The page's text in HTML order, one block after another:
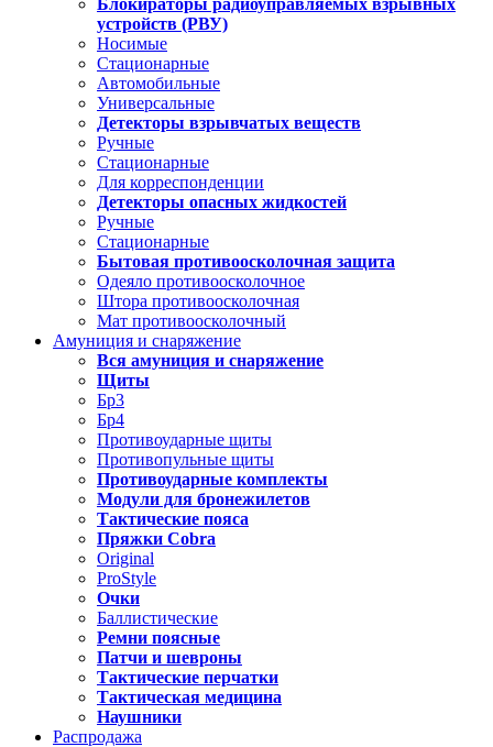
Блокираторы радиоуправляемых взрывных
устройств (РВУ)
Носимые
Стационарные
Автомобильные
Универсальные
Детекторы взрывчатых веществ
Ручные
Стационарные
Для корреспонденции
Детекторы опасных жидкостей
Ручные
Стационарные
Бытовая противоосколочная защита
Одеяло противоосколочное
Штора противоосколочная
Мат противоосколочный
Амуниция и снаряжение
Вся амуниция и снаряжение
Щиты
Бр3
Бр4
Противоударные щиты
Противопульные щиты
Противоударные комплекты
Модули для бронежилетов
Тактические пояса
Пряжки Cobra
Original
ProStyle
Очки
Баллистические
Ремни поясные
Патчи и шевроны
Тактические перчатки
Тактическая медицина
Наушники
Распродажа